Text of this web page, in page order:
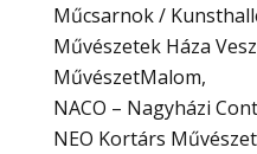
Műcsarnok /
Művészetek Háza
MűvészetMalom
NACO – Nagyházi
NEO Kortárs